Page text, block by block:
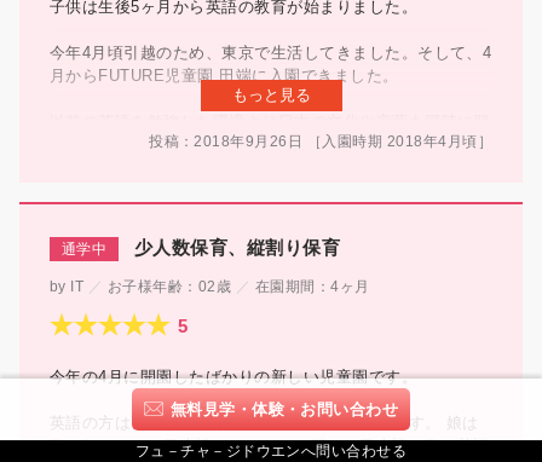
子供は生後5ヶ月から英語の教育が始まりました。
今年4月頃引越のため、東京で生活してきました。そして、4
月からFUTURE児童園 田端に入園できました。
えます。非常に嬉しいです。 毎日英語の先生、日本語の先
子供の成長を見守りながら楽しみ東京での新しい生活を過ご
しています。本当にありがとうございました！
もっと見る
投稿：2018年9月26日 ［入園時期 2018年4月頃 ］
少人数保育、縦割り保育
IT お子様年齢： 02歳 在園期間：4ヶ月
今年の4月に開園したばかりの新しい児童園です。
英語の方は言わずもがなメキメキ上達しております。 娘は
歌が好きなので日本語のレッスンで習った日本語の歌と英語
無料見学・体験・お問い合わせ
フュ－チャ－ジドウエンへ問い合わせる